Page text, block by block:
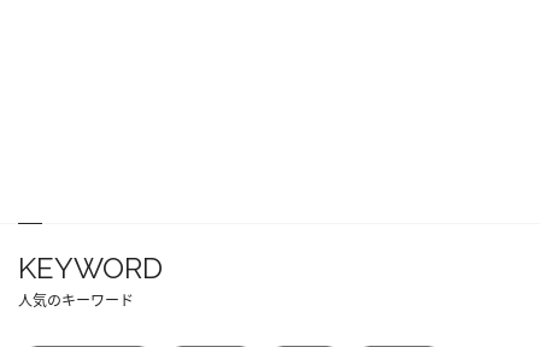
KEYWORD
人気のキーワード